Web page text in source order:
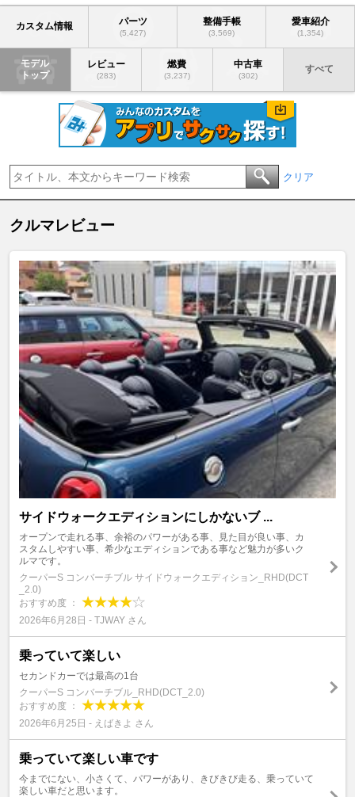
カスタム情報 パーツ
(5,427)
整備手帳
(3,569)
愛車紹介
(1,354)
モデル
トップ
レビュー
(283)
燃費
(3,237)
中古車
(302)
すべて
クリア
クルマレビュー
サイドウォークエディションにしかないブ ...
オープンで走れる事、余裕のパワーがある事、見た目が良い事、カ
スタムしやすい事、希少なエディションである事など魅力が多いク
ルマです。
クーパーS コンバーチブル サイドウォークエディション_RHD(DCT
_2.0)
おすすめ度 ：
2026年6月28日 - TJWAY さん
乗っていて楽しい
セカンドカーでは最高の1台
クーパーS コンバーチブル_RHD(DCT_2.0)
おすすめ度 ：
2026年6月25日 - えばきよ さん
乗っていて楽しい車です
今までにない、小さくて、パワーがあり、きびきび走る、乗っていて
楽しい車だと思います。